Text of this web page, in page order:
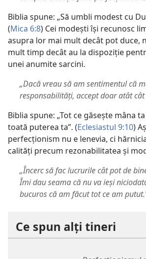
Biblia spune: „Să umbli modest cu
(Mica 6:8) Cei modești își recunosc
asupra lor mai mult decât pot duce,
mult timp decât au la dispoziție
unei anumite sarcini.
„Dacă vreau să am sentimentul că
responsabilități, accept doar atât cât
Biblia spune: „Tot ce găsește mâna
toată puterea ta”. (Eclesiastul 9:10)
perfecționism nu e lenevia, ci
calități precum rezonabilitatea și
„Încerc să fac lucrurile cât pot de
Îmi dau seama că nu va ieși
bucuros că am făcut tot ce am
Ce spun alți tineri